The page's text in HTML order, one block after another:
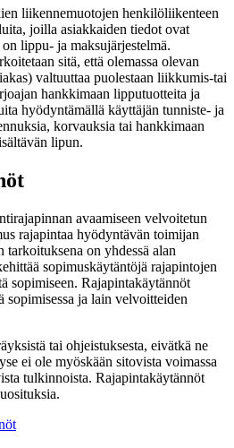
liikennemuotojen henkilöliikenteen
joilla asiakkaiden tiedot ovat
lippu- ja maksujärjestelmä.
sitä, että olemassa olevan
valtuuttaa puolestaan liikkumis-tai
hankkimaan lipputuotteita ja
hyödyntämällä käyttäjän tunniste- ja
korvauksia tai hankkimaan
lipun.
avaamiseen velvoitetun
rajapintaa hyödyntävän toimijan
tarkoituksena on yhdessä alan
sopimuskäytäntöjä rajapintojen
sopimiseen. Rajapintakäytännöt
sopimisessa ja lain velvoitteiden
tai ohjeistuksesta, eivätkä ne
ei ole myöskään sitovista voimassa
tulkinnoista. Rajapintakäytännöt